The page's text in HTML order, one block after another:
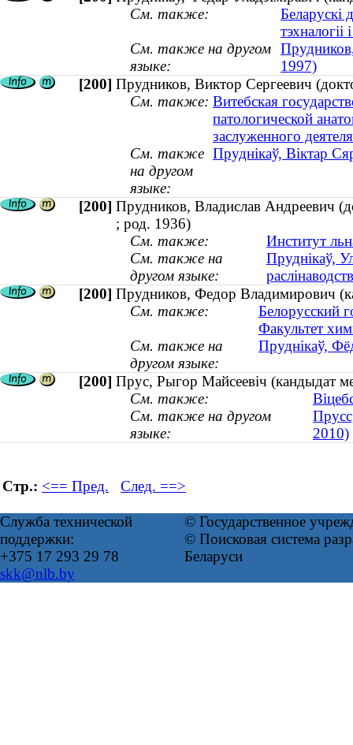
См. также:
Беларускі
тэхналогіі
См. также на другом
языке:
1997)
[200] Прудников, Виктор Сергеевич
См. также: Витебская
патологической
заслуженного
См. также
на другом
языке:
Пруднікаў, Віктар
[200] Прудников, Владислав Андреевич
; род. 1936)
См. также:
Институт
См. также на
другом языке:
Пруднікаў,
[200] Прудников, Федор Владимирович
См. также:
Белорусский
Факультет
См. также на
другом языке:
Пруднікаў,
[200] Прус, Рыгор Майсеевіч (кандыдат
См. также:
См. также на другом
языке:
2010)
Стр.: <== Пред. След. ==>
Служба технической
поддержки:
+375 17 293 29 78
skk@nlb.by
© Государственное
© Поисковая система
Беларуси